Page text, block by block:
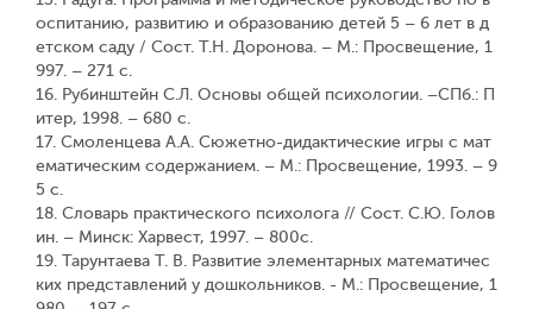
оспитанию, развитию и образованию детей 5 – 6 лет в д
етском саду / Сост. Т.Н. Доронова. – М.: Просвещение, 1
997. – 271 с.
16. Рубинштейн С.Л. Основы общей психологии. –СПб.: П
итер, 1998. – 680 с.
17. Смоленцева А.А. Сюжетно-дидактические игры с мат
ематическим содержанием. – М.: Просвещение, 1993. – 9
5 с.
18. Словарь практического психолога // Сост. С.Ю. Голов
ин. – Минск: Харвест, 1997. – 800с.
19. Тарунтаева Т. В. Развитие элементарных математичес
ких представлений у дошкольников. - М.: Просвещение, 1